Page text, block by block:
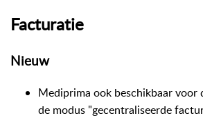
Facturatie
Nieuw
Mediprima ook beschikbaar voor
de modus "gecentraliseerde